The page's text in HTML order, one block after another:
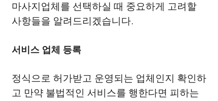
마사지업체를 선택하실 때 중요하게 고려할
사항들을 알려드리겠습니다.
서비스 업체 등록
정식으로 허가받고 운영되는 업체인지 확인하
고 만약 불법적인 서비스를 행한다면 피하는